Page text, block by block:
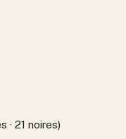
· 21 noires)